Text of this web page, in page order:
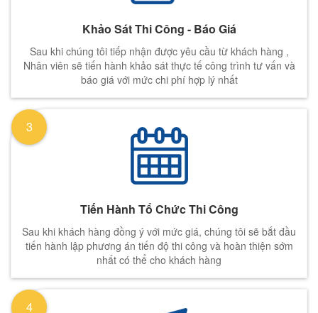
Khảo Sát Thi Công - Báo Giá
Sau khi chúng tôi tiếp nhận được yêu cầu từ khách hàng ,
Nhân viên sẽ tiến hành khảo sát thực tế công trình tư vấn và
báo giá với mức chi phí hợp lý nhất
Tiến Hành Tổ Chức Thi Công
Sau khi khách hàng đồng ý với mức giá, chúng tôi sẽ bắt đầu
tiến hành lập phương án tiến độ thi công và hoàn thiện sớm
nhất có thể cho khách hàng
3
4